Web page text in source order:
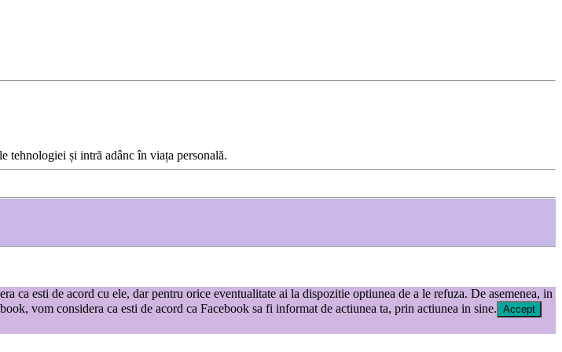
tehnologiei și intră adânc în viața personală.
esti de acord cu ele, dar pentru orice eventualitate ai la dispozitie optiunea de a le refuza. De asemenea, in
vom considera ca esti de acord ca Facebook sa fi informat de actiunea ta, prin actiunea in sine. Accept